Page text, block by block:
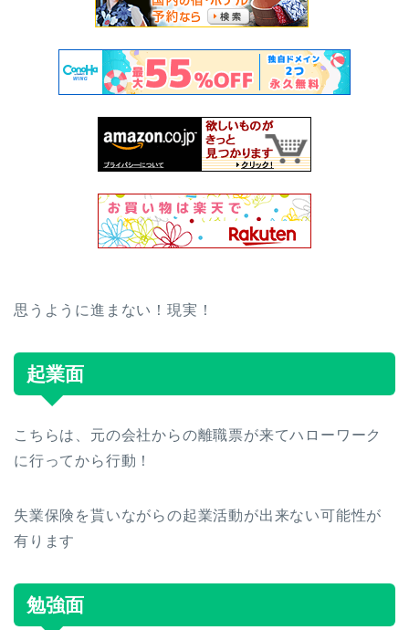
思うように進まない！現実！
起業面
こちらは、元の会社からの離職票が来てハローワーク
に行ってから行動！
失業保険を貰いながらの起業活動が出来ない可能性が
有ります
勉強面